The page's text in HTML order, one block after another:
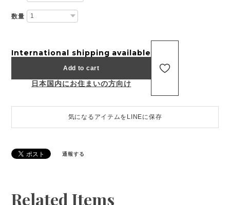
数量
International shipping available
Add to cart
日本国内にお住まいの方向け
気になるアイテムをLINEに保存
通報する
Related Items